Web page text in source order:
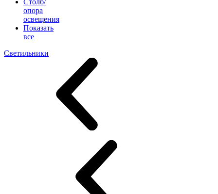
Столб/
опора
освещения
Показать
все
Светильники